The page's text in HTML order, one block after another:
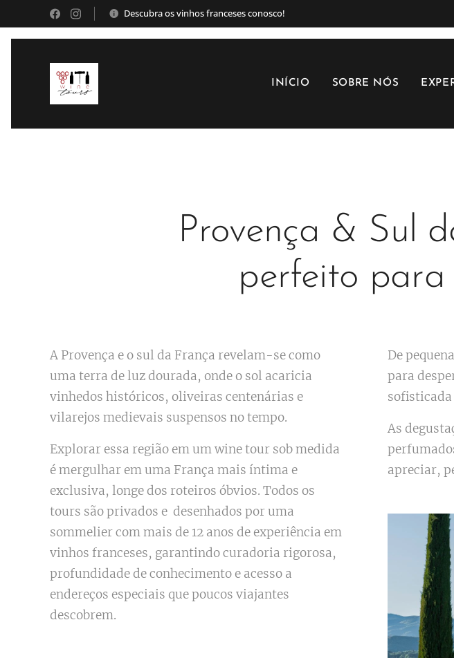
Descubra os vinhos franceses conosco!
INÍCIO SOBRE NÓS
Provença & Sul
perfeito para
A Provença e o sul da França revelam-se como
uma terra de luz dourada, onde o sol acaricia
vinhedos históricos, oliveiras centenárias e
vilarejos medievais suspensos no tempo.
Explorar essa região em um wine tour sob medida
é mergulhar em uma França mais íntima e
exclusiva, longe dos roteiros óbvios. Todos os
tours são privados e desenhados por uma
sommelier com mais de 12 anos de experiência em
vinhos franceses, garantindo curadoria rigorosa,
profundidade de conhecimento e acesso a
endereços especiais que poucos viajantes
descobrem.
De
para
sofisticada
As
apreciar,